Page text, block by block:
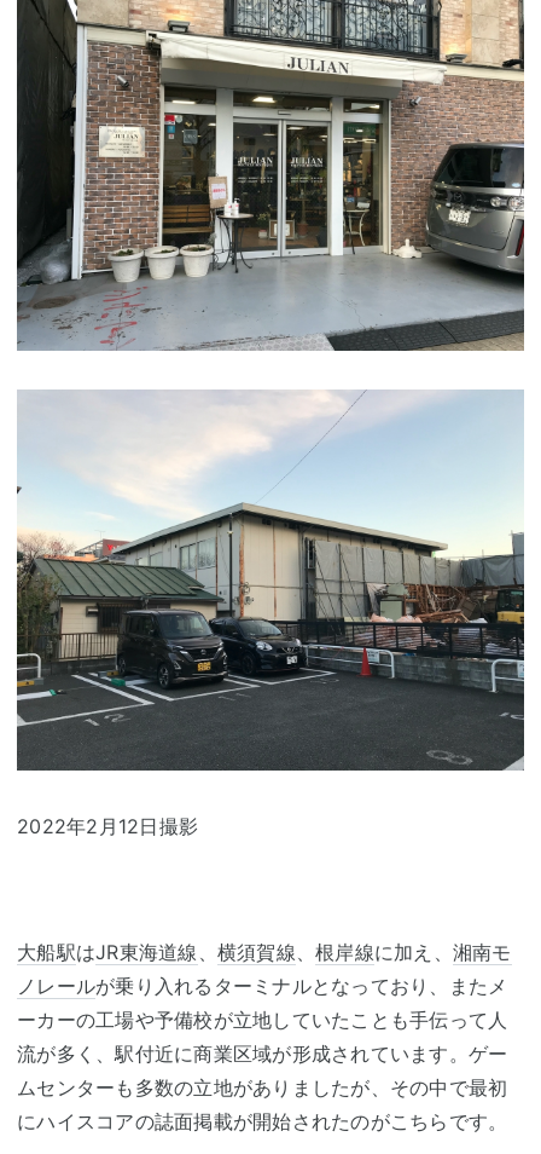
2022年2月12日撮影
大船駅はJR東海道線 、 横須賀線、 根岸線に加え、 湘南モ
ノレールが乗り入れるターミナルとなっており、またメ
ーカーの工場や予備校が立地していたことも手伝って人
流が多く、駅付近に商業区域が形成されています。ゲー
ムセンターも多数の立地がありましたが、その中で最初
にハイスコアの誌面掲載が開始されたのがこちらです。